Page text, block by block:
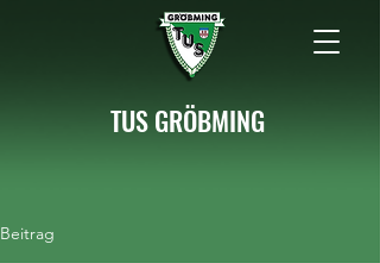
TUS GRÖBMING
Beitrag